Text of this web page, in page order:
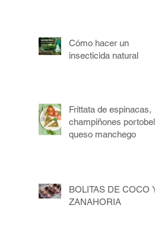
Cómo hacer un
insecticida natural
Frittata de espinacas,
champiñones
queso manchego
BOLITAS DE COCO
ZANAHORIA